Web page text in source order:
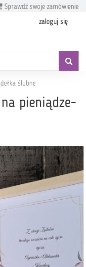
Sprawdź swoje zamówienie
zaloguj się
ślubne
pieniądze-